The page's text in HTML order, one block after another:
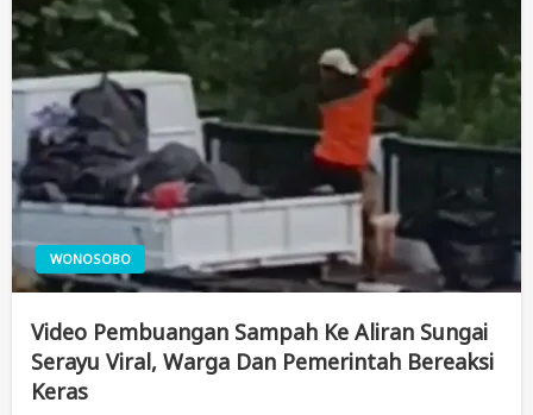
WONOSOBO
Video Pembuangan Sampah Ke Aliran Sungai
Serayu Viral, Warga Dan Pemerintah Bereaksi
Keras